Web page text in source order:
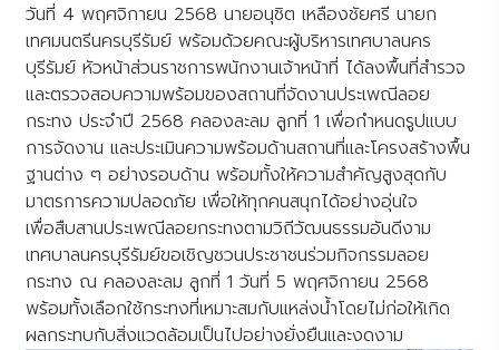
วันที่ 4 พฤศจิกายน 2568 นายอนุชิต เหลืองชัยศรี นายก
เทศมนตรีนครบุรีรัมย์ พร้อมด้วยคณะผู้บริหารเทศบาลนคร
บุรีรัมย์ หัวหน้าส่วนราชการพนักงานเจ้าหน้าที่ ได้ลงพื้นที่สำรวจ
และตรวจสอบความพร้อมของสถานที่จัดงานประเพณีลอย
กระทง ประจำปี 2568 คลองละลม ลูกที่ 1 เพื่อกำหนดรูปแบบ
การจัดงาน และประเมินความพร้อมด้านสถานที่และโครงสร้างพื้น
ฐานต่าง ๆ อย่างรอบด้าน พร้อมทั้งให้ความสำคัญสูงสุดกับ
มาตรการความปลอดภัย เพื่อให้ทุกคนสนุกได้อย่างอุ่นใจ
เพื่อสืบสานประเพณีลอยกระทงตามวิถีวัฒนธรรมอันดีงาม
เทศบาลนครบุรีรัมย์ขอเชิญชวนประชาชนร่วมกิจกรรมลอย
กระทง ณ คลองละลม ลูกที่ 1 วันที่ 5 พฤศจิกายน 2568
พร้อมทั้งเลือกใช้กระทงที่เหมาะสมกับแหล่งน้ำโดยไม่ก่อให้เกิด
ผลกระทบกับสิ่งแวดล้อมเป็นไปอย่างยั่งยืนและงดงาม